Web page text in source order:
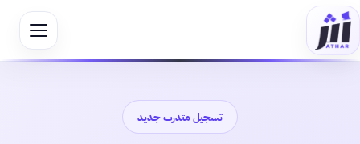
تسجيل متدرب جديد